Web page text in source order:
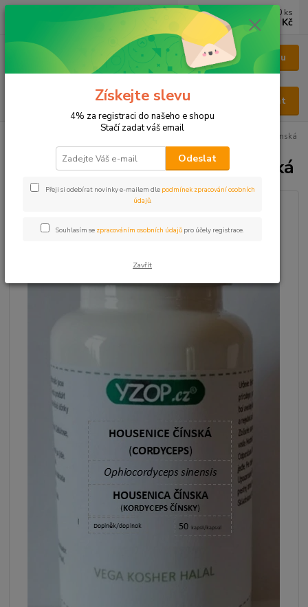
Menu
Hledat
0 ks
0 Kč
Houbové kapsle Housenice čínská
Houbové kapsle Housenice čínská
Získejte slevu
4% za registraci do našeho e shopu
Stačí zadat váš email
Odeslat
Přeji si odebírat novinky e-mailem dle podmínek zpracování osobních
údajů.
Souhlasím se zpracováním osobních údajů pro účely registrace.
Zavřít